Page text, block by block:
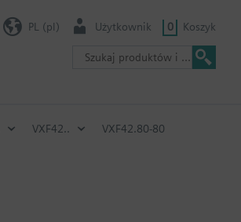
PL (pl) Użytkownik 0 Koszyk
VXF42.. VXF42.80-80